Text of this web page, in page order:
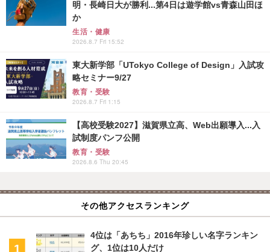
明・長崎日大が勝利...第4日は遊学館vs青森山田ほ
か
生活・健康
2026.8.7 Fri 15:52
東大新学部「UTokyo College of Design」入試攻
略セミナー9/27
教育・受験
2026.8.7 Fri 1:15
【高校受験2027】滋賀県立高、Web出願導入...入
試制度パンフ公開
教育・受験
2026.8.6 Thu 20:45
その他アクセスランキング
4位は「あちち」2016年珍しい名字ランキン
グ、1位は10人だけ